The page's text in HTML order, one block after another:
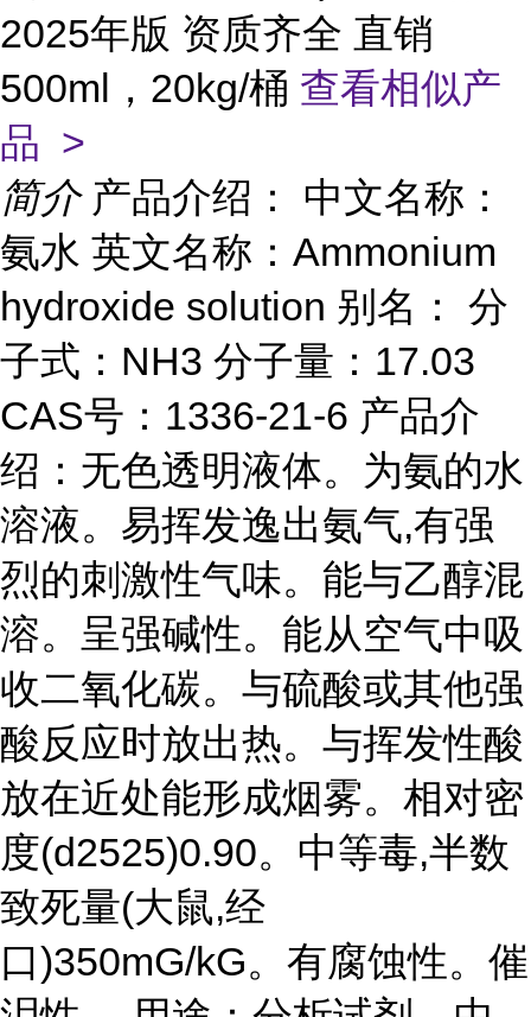
2025年版 资质齐全 直销
500ml，20kg/桶 查看相似产
品 >
简介 产品介绍： 中文名称：
氨水 英文名称：Ammonium
hydroxide solution 别名： 分
子式：NH3 分子量：17.03
CAS号：1336-21-6 产品介
绍：无色透明液体。为氨的水
溶液。易挥发逸出氨气,有强
烈的刺激性气味。能与乙醇混
溶。呈强碱性。能从空气中吸
收二氧化碳。与硫酸或其他强
酸反应时放出热。与挥发性酸
放在近处能形成烟雾。相对密
度(d2525)0.90。中等毒,半数
致死量(大鼠,经
口)350mG/kG。有腐蚀性。催